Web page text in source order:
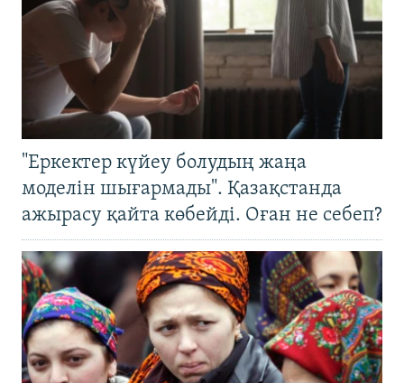
"Еркектер күйеу болудың жаңа
моделін шығармады". Қазақстанда
ажырасу қайта көбейді. Оған не себеп?